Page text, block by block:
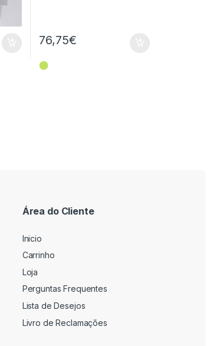
76,75€
⬤
Área do Cliente
Inicio
Carrinho
Loja
Perguntas Frequentes
Lista de Desejos
Livro de Reclamações